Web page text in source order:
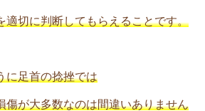
適切に判断してもらえることです。
に足首の捻挫では
傷が大多数なのは間違いありません